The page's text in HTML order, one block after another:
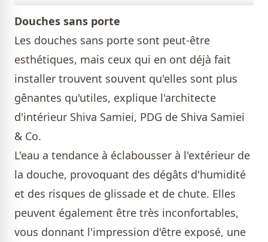
Douches sans porte
Les douches sans porte sont peut-être
esthétiques, mais ceux qui en ont déjà fait
installer trouvent souvent qu'elles sont plus
gênantes qu'utiles, explique l'architecte
d'intérieur Shiva Samiei, PDG de Shiva Samiei
& Co.
L'eau a tendance à éclabousser à l'extérieur de
la douche, provoquant des dégâts d'humidité
et des risques de glissade et de chute. Elles
peuvent également être très inconfortables,
vous donnant l'impression d'être exposé, une